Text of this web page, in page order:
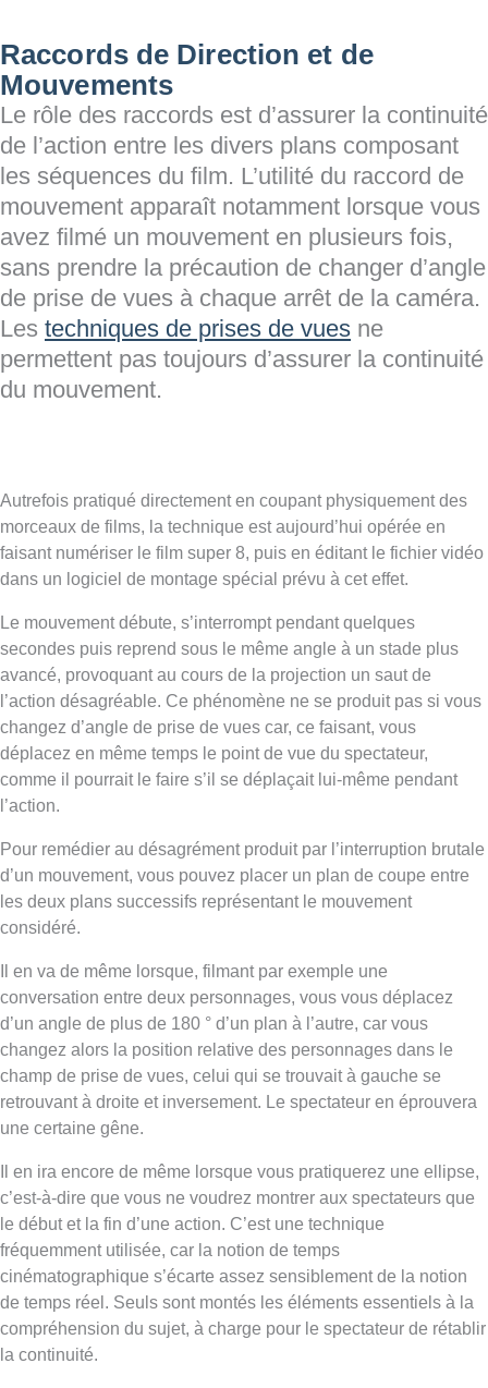
Raccords de Direction et de
Mouvements
Le rôle des raccords est d’assurer la continuité
de l’action entre les divers plans composant
les séquences du film. L’utilité du raccord de
mouvement apparaît notamment lorsque vous
avez filmé un mouvement en plusieurs fois,
sans prendre la précaution de changer d’angle
de prise de vues à chaque arrêt de la caméra.
Les techniques de prises de vues ne
permettent pas toujours d’assurer la continuité
du mouvement.
Autrefois pratiqué directement en coupant physiquement des
morceaux de films, la technique est aujourd’hui opérée en
faisant numériser le film super 8, puis en éditant le fichier vidéo
dans un logiciel de montage spécial prévu à cet effet.
Le mouvement débute, s’interrompt pendant quelques
secondes puis reprend sous le même angle à un stade plus
avancé, provoquant au cours de la projection un saut de
l’action désagréable. Ce phénomène ne se produit pas si vous
changez d’angle de prise de vues car, ce faisant, vous
déplacez en même temps le point de vue du spectateur,
comme il pourrait le faire s’il se déplaçait lui-même pendant
l’action.
Pour remédier au désagrément produit par l’interruption brutale
d’un mouvement, vous pouvez placer un plan de coupe entre
les deux plans successifs représentant le mouvement
considéré.
Il en va de même lorsque, filmant par exemple une
conversation entre deux personnages, vous vous déplacez
d’un angle de plus de 180 ° d’un plan à l’autre, car vous
changez alors la position relative des personnages dans le
champ de prise de vues, celui qui se trouvait à gauche se
retrouvant à droite et inversement. Le spectateur en éprouvera
une certaine gêne.
Il en ira encore de même lorsque vous pratiquerez une ellipse,
c’est-à-dire que vous ne voudrez montrer aux spectateurs que
le début et la fin d’une action. C’est une technique
fréquemment utilisée, car la notion de temps
cinématographique s’écarte assez sensiblement de la notion
de temps réel. Seuls sont montés les éléments essentiels à la
compréhension du sujet, à charge pour le spectateur de rétablir
la continuité.